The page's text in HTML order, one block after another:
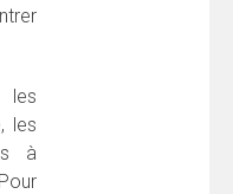
les
les
à